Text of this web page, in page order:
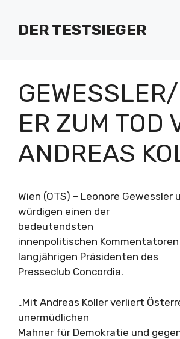
Inhalt
springenDER TESTSIEGER
ER ZUM TOD
ANDREAS
Wien (OTS) – Leonore Gewessler
würdigen einen der
bedeutendsten
innenpolitischen Kommentatoren
langjährigen Präsidenten des
Presseclub Concordia.
„Mit Andreas Koller verliert
unermüdlichen
Mahner für Demokratie und